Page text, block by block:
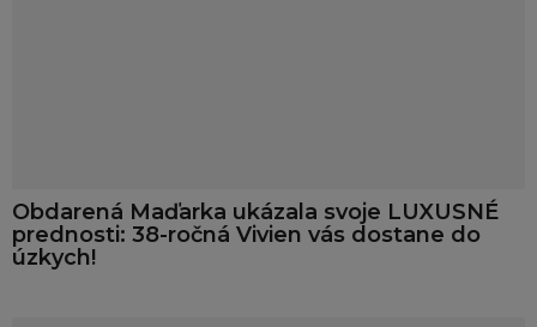
Obdarená Maďarka ukázala svoje LUXUSNÉ
prednosti: 38-ročná Vivien vás dostane do
úzkych!